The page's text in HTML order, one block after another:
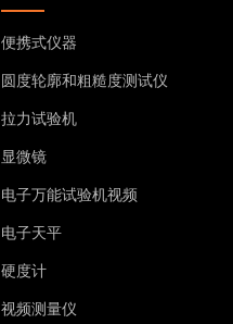
便携式仪器
圆度轮廓和粗糙度测试仪
拉力试验机
显微镜
电子万能试验机视频
电子天平
硬度计
视频测量仪